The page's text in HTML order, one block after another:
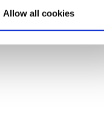
Allow all cookies